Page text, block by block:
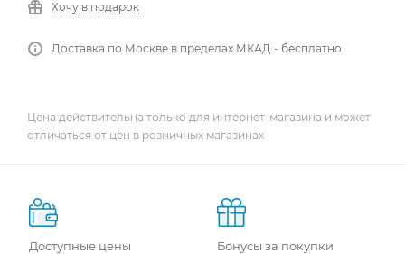
Хочу в подарок
Доставка по Москве в пределах МКАД - бесплатно
Цена действительна только для интернет-магазина и может
отличаться от цен в розничных магазинах
Доступные цены
Бонусы за покупки